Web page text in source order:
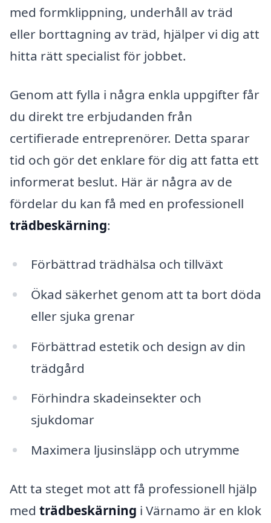
med formklippning, underhåll av träd
eller borttagning av träd, hjälper vi dig att
hitta rätt specialist för jobbet.
Genom att fylla i några enkla uppgifter får
du direkt tre erbjudanden från
certifierade entreprenörer. Detta sparar
tid och gör det enklare för dig att fatta ett
informerat beslut. Här är några av de
fördelar du kan få med en professionell
trädbeskärning:
Förbättrad trädhälsa och tillväxt
Ökad säkerhet genom att ta bort döda
eller sjuka grenar
Förbättrad estetik och design av din
trädgård
Förhindra skadeinsekter och
sjukdomar
Maximera ljusinsläpp och utrymme
Att ta steget mot att få professionell hjälp
med trädbeskärning i Värnamo är en klok